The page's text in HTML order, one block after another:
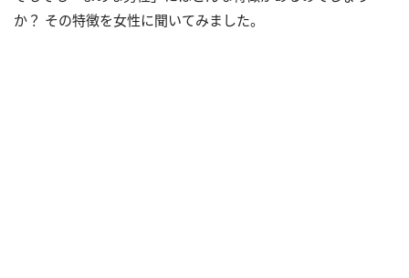
か？ その特徴を女性に聞いてみました。